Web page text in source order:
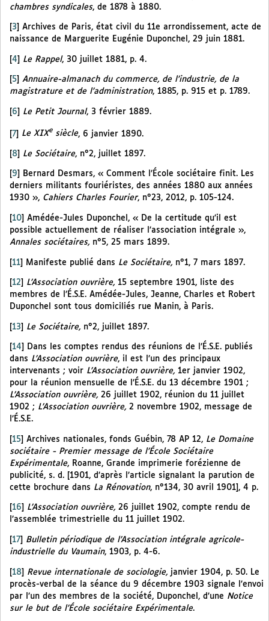
chambres syndicales, de 1878 à 1880.
3
Archives de Paris, état civil du 11e arrondissement, acte de
naissance de Marguerite Eugénie Duponchel, 29 juin 1881.
[4] Le Rappel, 30 juillet 1881, p. 4.
5
Annuaire-almanach du commerce, de l’industrie, de la
magistrature et de l’administration, 1885, p. 915 et p. 1789.
6 Le Petit Journal, 3 février 1889.
[7] Le XIXesiècle, 6 janvier 1890.
[8] Le Sociétaire, n°2, juillet 1897.
9
Bernard Desmars, « Comment l’École sociétaire finit. Les
derniers militants fouriéristes, des années 1880 aux années
1930 », Cahiers Charles Fourier, n°23, 2012, p. 105-124.
10
Amédée-Jules Duponchel, « De la certitude qu’il est
possible actuellement de réaliser l’association intégrale »,
Annales sociétaires, n°5, 25 mars 1899.
[11] Manifeste publié dans Le Sociétaire, n°1, 7 mars 1897.
12 L’Association ouvrière, 15 septembre 1901, liste des
membres de l’É.S.E. Amédée-Jules, Jeanne, Charles et Robert
Duponchel sont tous domiciliés rue Manin, à Paris.
[13] Le Sociétaire, n°2, juillet 1897.
14
Dans les comptes rendus des réunions de l’É.S.E. publiés
dans L’Association ouvrière, il est l’un des principaux
intervenants ; voir L’Association ouvrière, 1er janvier 1902,
pour la réunion mensuelle de l’É.S.E. du 13 décembre 1901 ;
L’Association ouvrière, 26 juillet 1902, réunion du 11 juillet
1902 ; L’Association ouvrière, 2 novembre 1902, message de
l’É.S.E.
[15] Archives nationales, fonds Guébin, 78 AP 12, Le Domaine
sociétaire - Premier message de l’École Sociétaire
Expérimentale, Roanne, Grande imprimerie forézienne de
publicité, s. d. [1901, d’après l’article signalant la parution de
cette brochure dans La Rénovation, n°134, 30 avril 1901], 4 p.
16 L’Association ouvrière, 26 juillet 1902, compte rendu de
l’assemblée trimestrielle du 11 juillet 1902.
17
Bulletin périodique de l’Association intégrale agricole-
industrielle du Vaumain, 1903, p. 4-6.
[18] Revue internationale de sociologie, janvier 1904, p. 50. Le
procès-verbal de la séance du 9 décembre 1903 signale l’envoi
par l’un des membres de la société, Duponchel, d’une Notice
sur le but de l’École sociétaire Expérimentale.